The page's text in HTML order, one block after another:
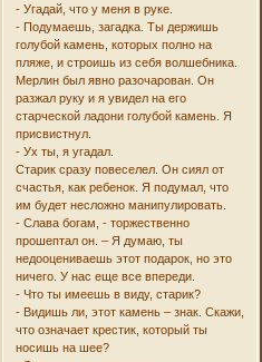
- Угадай, что у меня в руке.
- Подумаешь, загадка. Ты держишь
голубой камень, которых полно на
пляже, и строишь из себя волшебника.
Мерлин был явно разочарован. Он
разжал руку и я увидел на его
старческой ладони голубой камень. Я
присвистнул.
- Ух ты, я угадал.
Старик сразу повеселел. Он сиял от
счастья, как ребенок. Я подумал, что
им будет несложно манипулировать.
- Слава богам, - торжественно
прошептал он. – Я думаю, ты
недооцениваешь этот подарок, но это
ничего. У нас еще все впереди.
- Что ты имеешь в виду, старик?
- Видишь ли, этот камень – знак. Скажи,
что означает крестик, который ты
носишь на шее?